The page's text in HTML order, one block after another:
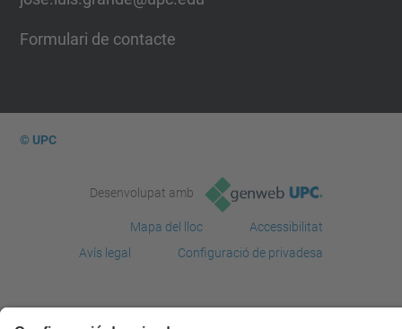
Formulari de contacte
© UPC
Desenvolupat amb
Mapa del lloc
Accessibilitat
Avís legal
Configuració de privadesa